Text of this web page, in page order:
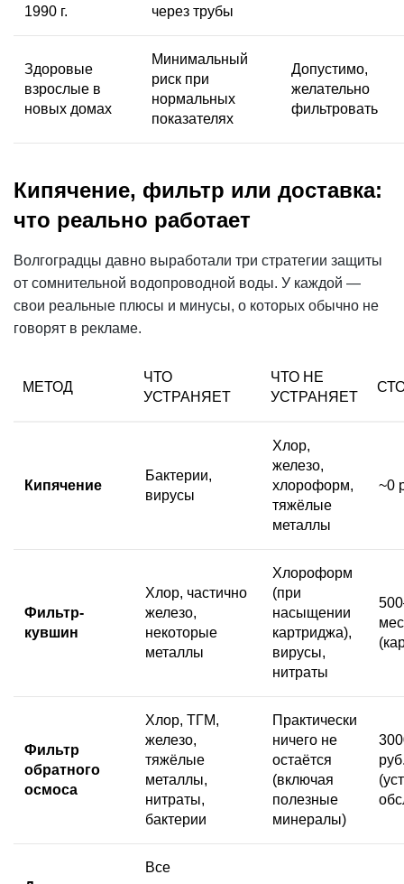
1990 г.
через трубы
Здоровые
взрослые в
новых домах
Минимальный
риск при
нормальных
показателях
Допустимо,
желательно
фильтровать
Кипячение, фильтр или доставка:
что реально работает
Волгоградцы давно выработали три стратегии защиты
от сомнительной водопроводной воды. У каждой —
свои реальные плюсы и минусы, о которых обычно не
говорят в рекламе.
МЕТОД
ЧТО
УСТРАНЯЕТ
ЧТО НЕ
УСТРАНЯЕТ
Кипячение
Бактерии,
вирусы
Хлор,
железо,
хлороформ,
тяжёлые
металлы
~0
Фильтр-
кувшин
Хлор, частично
железо,
некоторые
металлы
Хлороформ
(при
насыщении
картриджа),
вирусы,
нитраты
Фильтр
обратного
осмоса
Хлор, ТГМ,
железо,
тяжёлые
металлы,
нитраты,
бактерии
Практически
ничего не
остаётся
(включая
полезные
минералы)
Все